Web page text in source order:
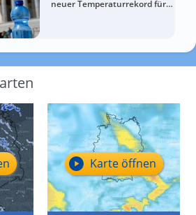
neuer Temperaturrekord für
Karte öffnen